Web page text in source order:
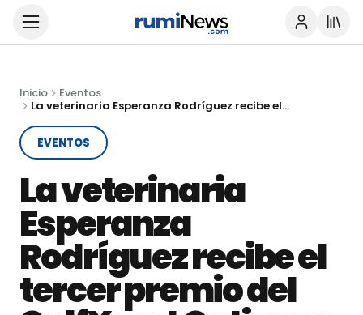
Inicio
Eventos
La veterinaria Esperanza Rodríguez recibe el tercer premio del CalfXpert Optimax Award convocado por Boehringer Ingelheim
EVENTOS
La veterinaria
Esperanza
Rodríguez recibe el
tercer premio del